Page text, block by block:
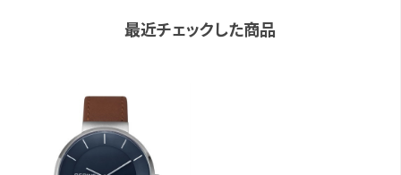
最近チェックした商品